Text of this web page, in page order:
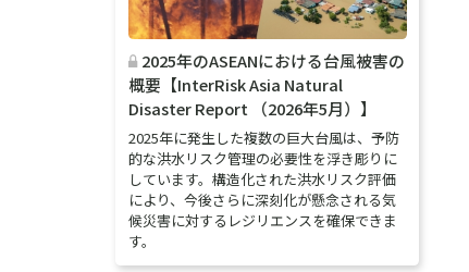
2025年のASEANにおける台風被害の
概要【InterRisk Asia Natural
Disaster Report （2026年5月）】
2025年に発生した複数の巨大台風は、予防
的な洪水リスク管理の必要性を浮き彫りに
しています。構造化された洪水リスク評価
により、今後さらに深刻化が懸念される気
候災害に対するレジリエンスを確保できま
す。